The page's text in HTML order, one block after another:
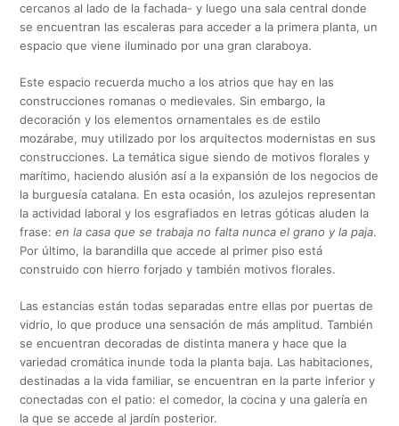
cercanos al lado de la fachada- y luego una sala central donde
se encuentran las escaleras para acceder a la primera planta, un
espacio que viene iluminado por una gran claraboya.
Este espacio recuerda mucho a los atrios que hay en las
construcciones romanas o medievales. Sin embargo, la
decoración y los elementos ornamentales es de estilo
mozárabe, muy utilizado por los arquitectos modernistas en sus
construcciones. La temática sigue siendo de motivos florales y
marítimo, haciendo alusión así a la expansión de los negocios de
la burguesía catalana. En esta ocasión, los azulejos representan
la actividad laboral y los esgrafiados en letras góticas aluden la
frase:en la casa que se trabaja no falta nunca el grano y la paja.
Por último, la barandilla que accede al primer piso está
construido con hierro forjado y también motivos florales.
Las estancias están todas separadas entre ellas por puertas de
vidrio, lo que produce una sensación de más amplitud. También
se encuentran decoradas de distinta manera y hace que la
variedad cromática inunde toda la planta baja. Las habitaciones,
destinadas a la vida familiar, se encuentran en la parte inferior y
conectadas con el patio: el comedor, la cocina y una galería en
la que se accede al jardín posterior.